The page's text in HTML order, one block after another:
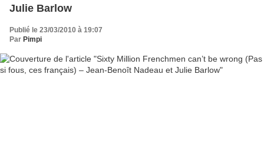
Julie Barlow
Publié le 23/03/2010 à 19:07
Par Pimpi